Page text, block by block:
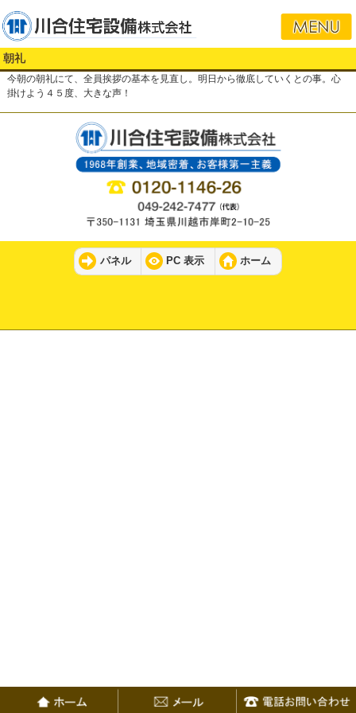
朝礼
今朝の朝礼にて、全員挨拶の基本を見直し。明日から徹底していくとの事。心
掛けよう４５度、大きな声！
パネル PC 表示 ホーム